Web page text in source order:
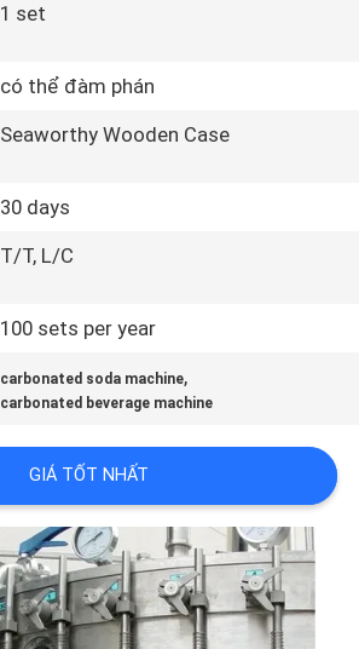
1 set
có thể đàm phán
Seaworthy Wooden Case
30 days
T/T, L/C
100 sets per year
carbonated soda machine,
carbonated beverage machine
GIÁ TỐT NHẤT